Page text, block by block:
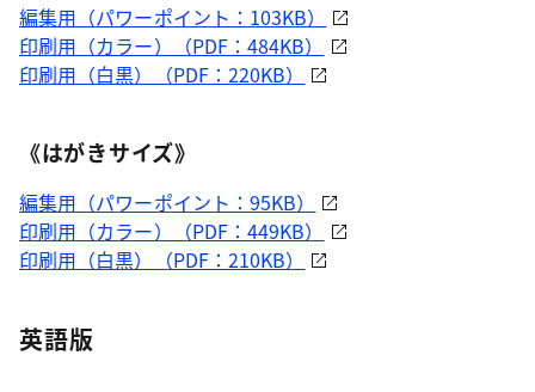
編集用（パワーポイント：103KB）
印刷用（カラー）（PDF：484KB）
印刷用（白黒）（PDF：220KB）
《はがきサイズ》
編集用（パワーポイント：95KB）
印刷用（カラー）（PDF：449KB）
印刷用（白黒）（PDF：210KB）
英語版